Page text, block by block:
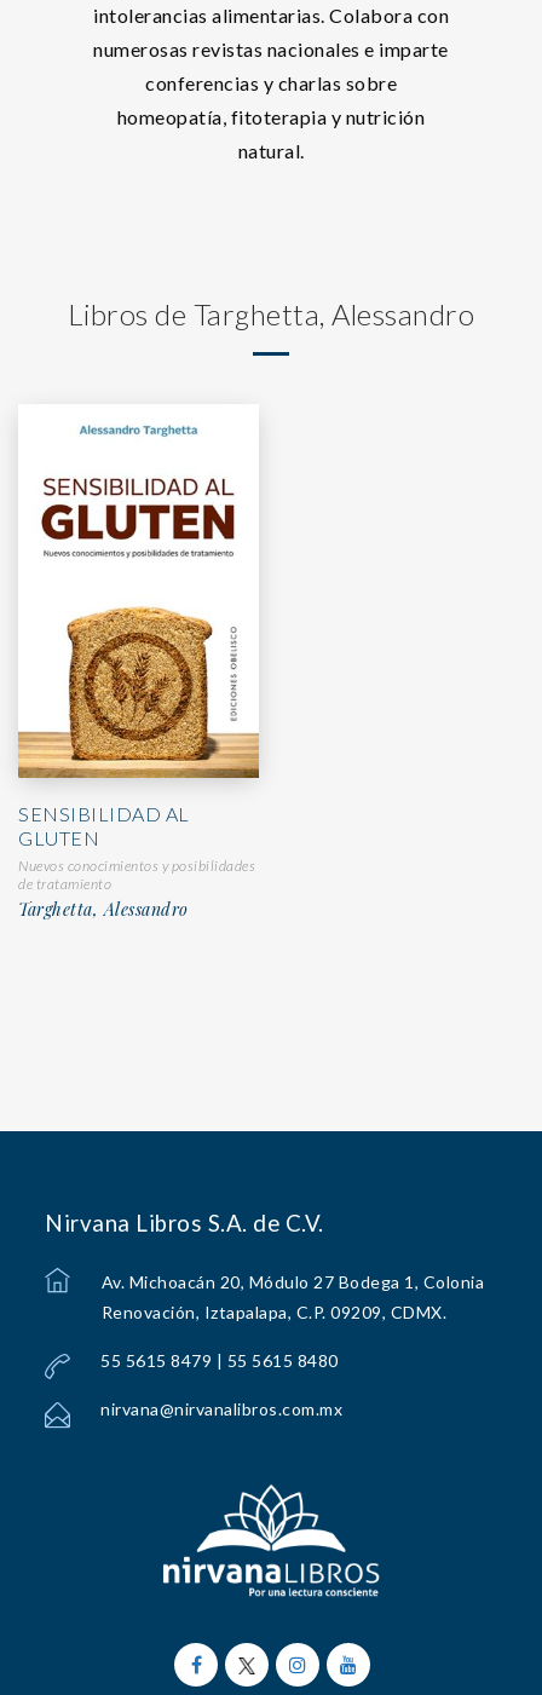
intolerancias alimentarias. Colabora con
numerosas revistas nacionales e imparte
conferencias y charlas sobre
homeopatía, fitoterapia y nutrición
natural.
Libros de Targhetta, Alessandro
SENSIBILIDAD AL
GLUTEN
Nuevos conocimientos y posibilidades
de tratamiento
Targhetta, Alessandro
Nirvana Libros S.A. de C.V.
Av. Michoacán 20, Módulo 27 Bodega 1, Colonia
Renovación, Iztapalapa, C.P. 09209, CDMX.
55 5615 8479 | 55 5615 8480
nirvana@nirvanalibros.com.mx